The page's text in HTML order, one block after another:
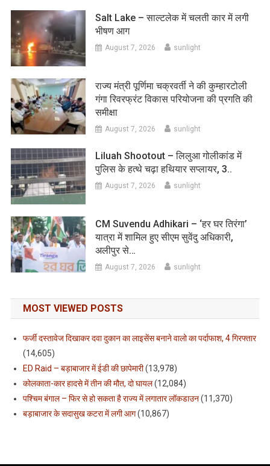
Salt Lake – साल्टलेक में चलती कार में लगी
भीषण आग
August 7, 2026 sunlight
राज्य मंत्री पूर्णिमा चक्रवर्ती ने की कुम्हारटोली
गंगा रिवरफ्रंट विकास परियोजना की प्रगति की
समीक्षा
August 7, 2026 sunlight
Liluah Shootout – लिलुआ गोलीकांड में
पुलिस के हत्थे चढ़ा हथियार सप्लायर, 3..
August 7, 2026 sunlight
CM Suvendu Adhikari – ‘हर घर तिरंगा’
यात्रा में शामिल हुए सीएम सुवेंदु अधिकारी,
अलीपुर से…
August 7, 2026 sunlight
MOST VIEWED POSTS
फर्जी दस्तावेज दिखाकर दवा दुकान का लाइसेंस बनाने वालो का पर्दाफाश, 4 गिरफ्तार
(14,605)
ED Raid – बड़ाबाजार में ईडी की छापेमारी(13,978)
कोलकाता-कार हादसे में तीन की मौत, दो घायल(12,084)
पश्चिम बंगाल – फिर से हो सकता है राज्य में लगातार लॉकडाउन(11,370)
बड़ाबाजार के सदासुख कटरा में लगी आग(10,867)